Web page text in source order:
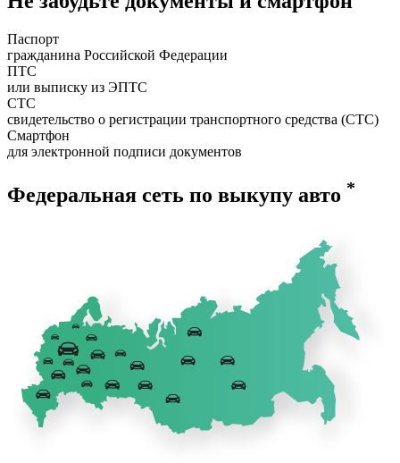
Паспорт
гражданина Российской Федерации
ПТС
или выписку из ЭПТС
СТС
свидетельство о регистрации транспортного средства (СТС)
Смартфон
для электронной подписи документов
Федеральная сеть по выкупу авто *